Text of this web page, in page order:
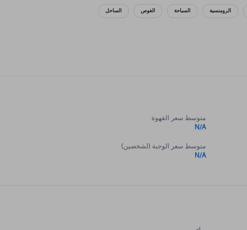
الرومنسية السباحة الغوص الساحل
متوسط سعر القهوة
N/A
متوسط سعر الوجبة (لشخصين)
N/A